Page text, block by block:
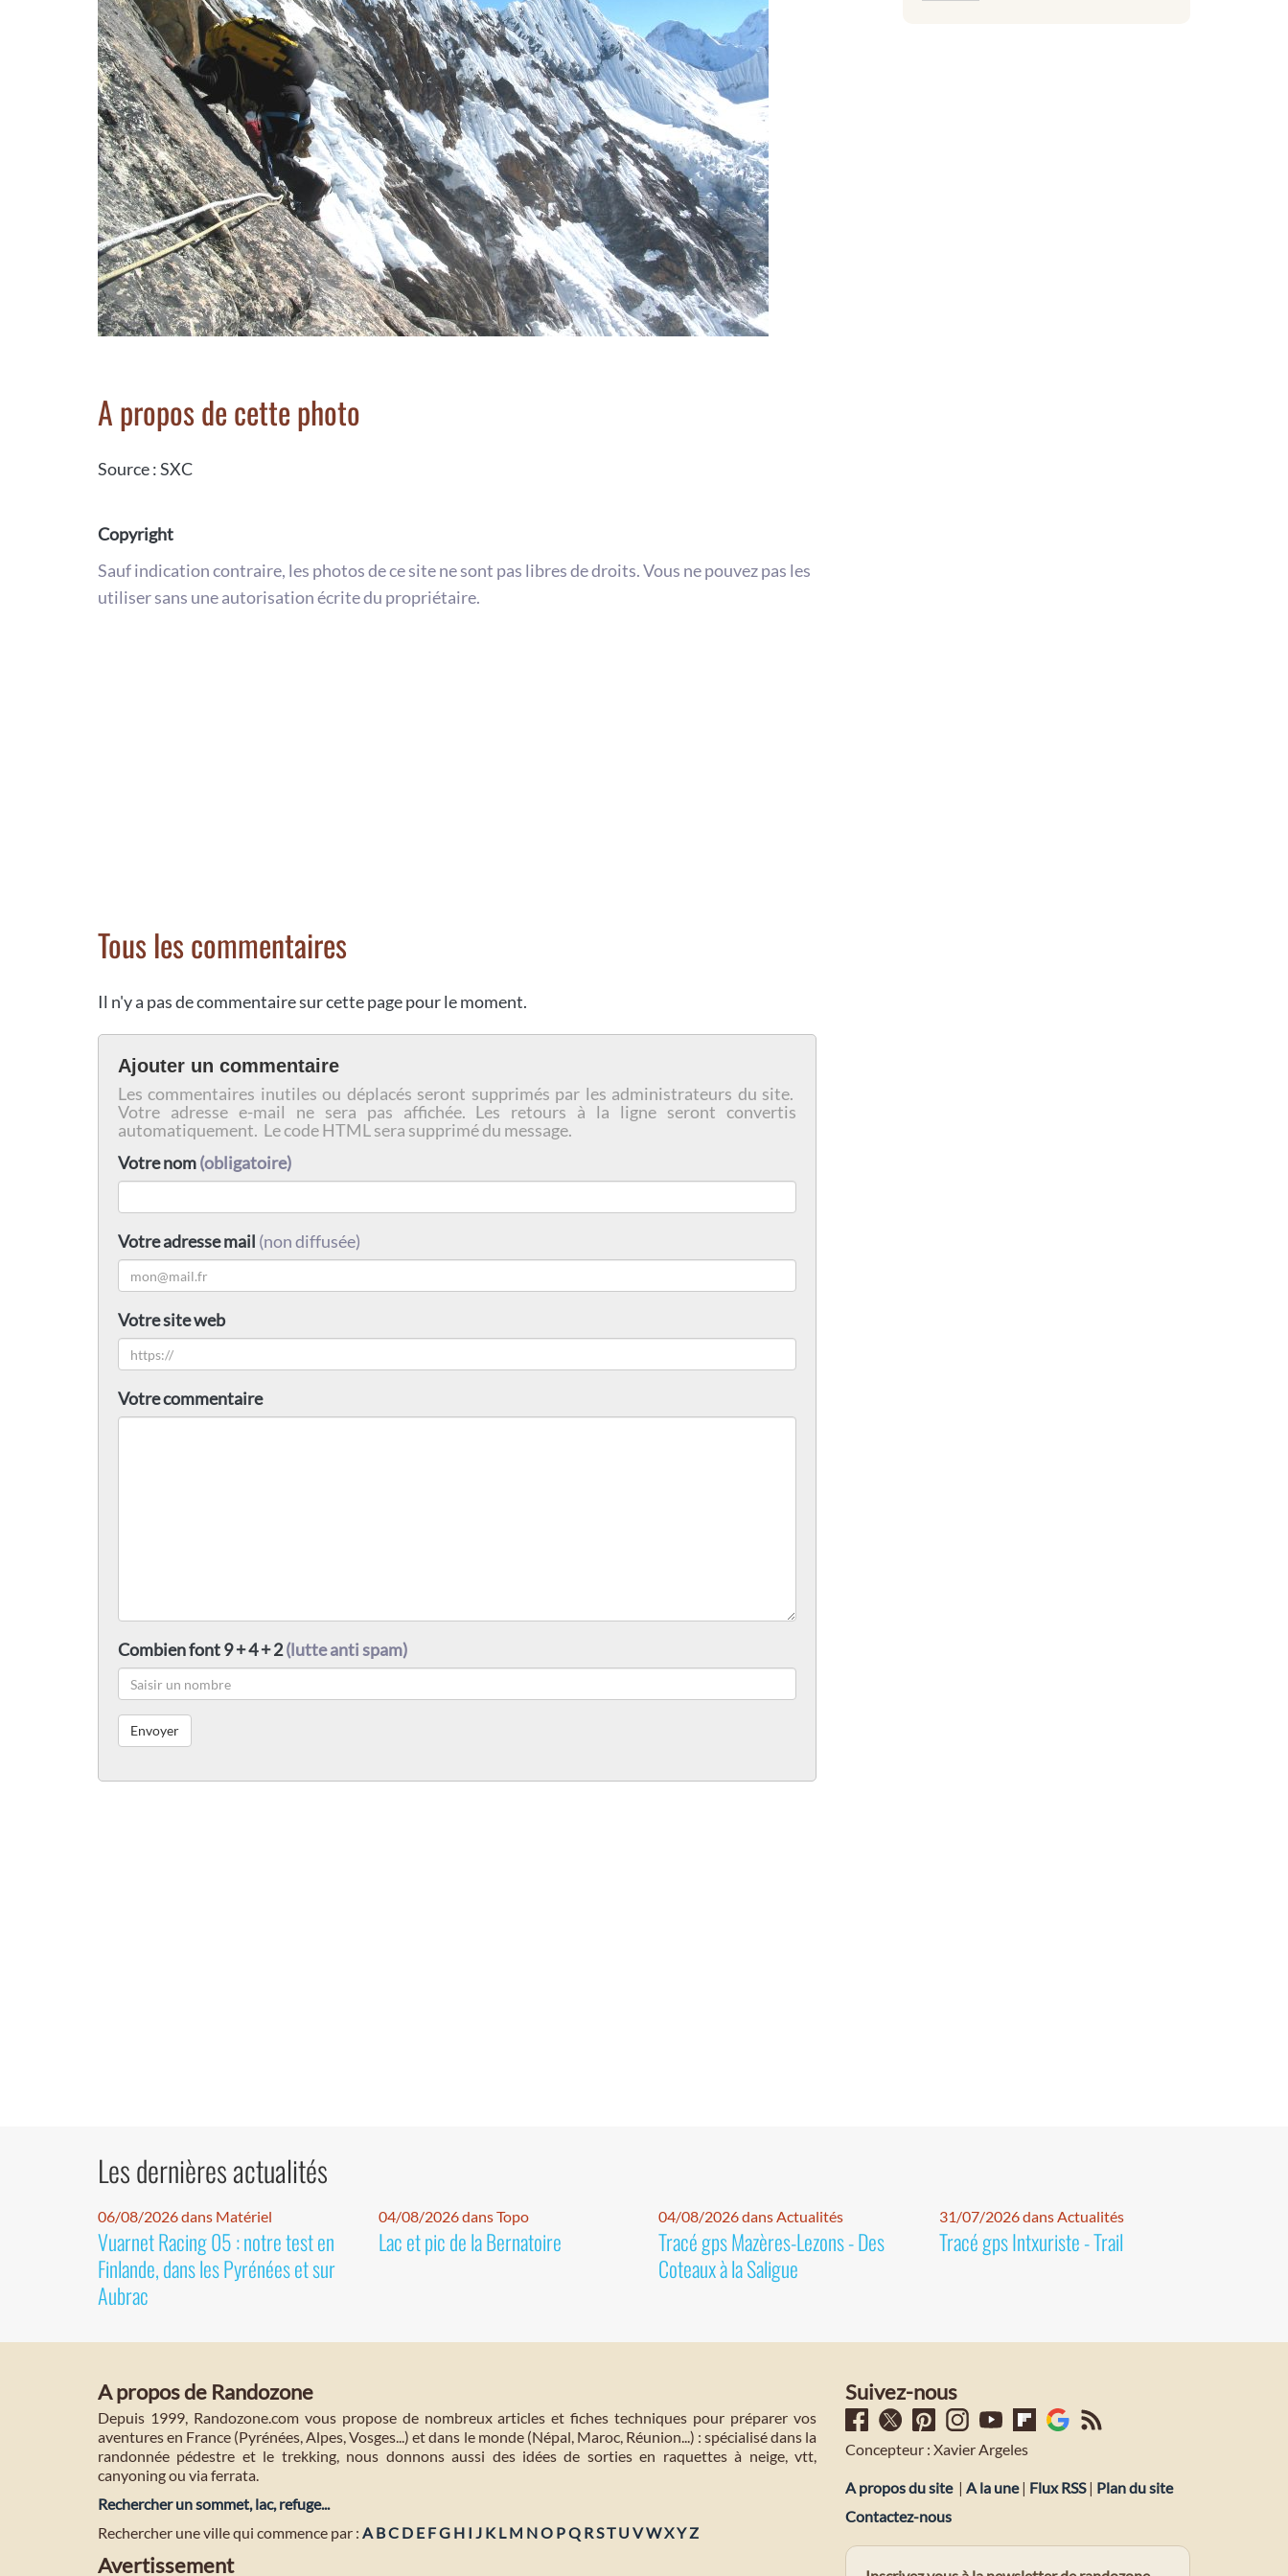
A propos de cette photo
Source : SXC
Copyright
Sauf indication contraire, les photos de ce site ne sont pas libres de droits. Vous ne pouvez pas les
utiliser sans une autorisation écrite du propriétaire.
Tous les commentaires
Il n'y a pas de commentaire sur cette page pour le moment.
Ajouter un commentaire
Les commentaires inutiles ou déplacés seront supprimés par les administrateurs du site.
Votre adresse e-mail ne sera pas affichée. Les retours à la ligne seront convertis
automatiquement. Le code HTML sera supprimé du message.
Votre nom(obligatoire)
Votre adresse mail (non diffusée)
Votre site web
Votre commentaire
Combien font 9 + 4 + 2(lutte anti spam)
Les dernières actualités
06/08/2026 dans Matériel
Vuarnet Racing 05 : notre test en
Finlande, dans les Pyrénées et sur
Aubrac
04/08/2026 dans Topo
Lac et pic de la Bernatoire
04/08/2026 dans Actualités
Tracé gps Mazères-Lezons - Des
Coteaux à la Saligue
31/07/2026 dans Actualités
Tracé gps Intxuriste - Trail
A propos de Randozone
Depuis 1999, Randozone.com vous propose de nombreux articles et fiches techniques pour préparer vos
aventures en France (Pyrénées, Alpes, Vosges...) et dans le monde (Népal, Maroc, Réunion...) : spécialisé dans la
randonnée pédestre et le trekking, nous donnons aussi des idées de sorties en raquettes à neige, vtt,
canyoning ou via ferrata.
Rechercher un sommet, lac, refuge...
Rechercher une ville qui commence par : A BC D E FG H I J K L M NO PQ RST U VWXYZ
Avertissement
Suivez-nous
Concepteur : Xavier Argeles
A propos du site | A la une| Flux RSS| Plan du site
Contactez-nous